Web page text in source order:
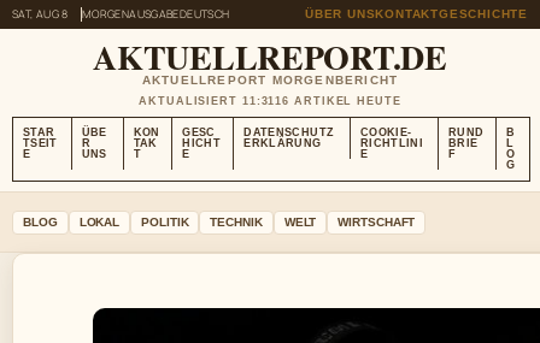
SAT, AUG 8 MORGENAUSGABEDEUTSCH ÜBER UNSKONTAKTGESCHICHTE
AKTUELLREPORT.DE
AKTUELLREPORT MORGENBERICHT
AKTUALISIERT 11:3116 ARTIKEL HEUTE
STAR
TSEIT
E
ÜBE
R
UNS
KON
TAK
T
GESC
HICHT
E
DATENSCHUTZ
ERKLÄRUNG
COOKIE-
RICHTLINI
E
RUND
BRIE
F
B
L
O
G
BLOG LOKAL POLITIK TECHNIK WELT WIRTSCHAFT